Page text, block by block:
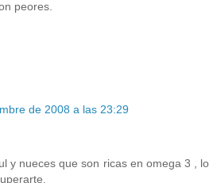
peores.
de 2008 a las 23:29
y nueces que son ricas en omega 3 , lo